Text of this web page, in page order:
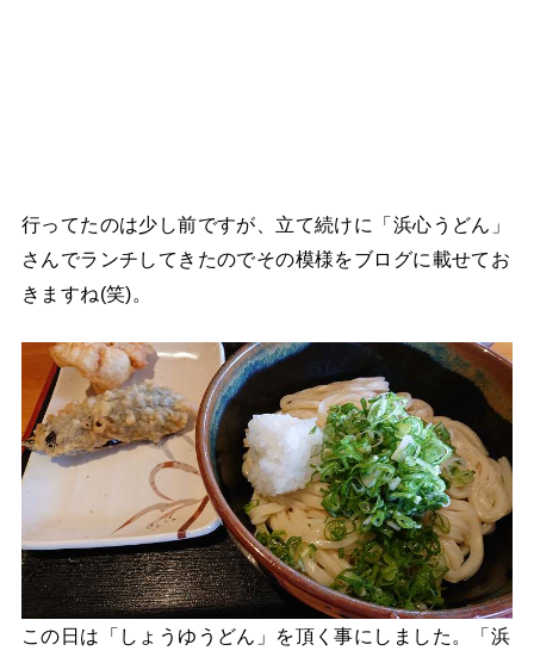
行ってたのは少し前ですが、立て続けに「浜心うどん」
さんでランチしてきたのでその模様をブログに載せてお
きますね(笑)。
この日は「しょうゆうどん」を頂く事にしました。「浜